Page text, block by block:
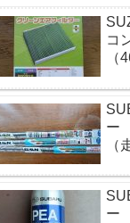
コ
（
ー
（
ー